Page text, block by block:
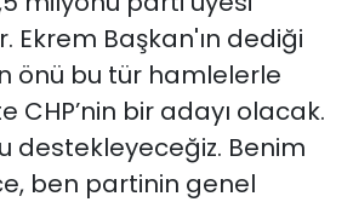
Ekrem Başkan'ın dediği
önü bu tür hamlelerle
CHP’nin bir adayı olacak.
destekleyeceğiz. Benim
ben partinin genel